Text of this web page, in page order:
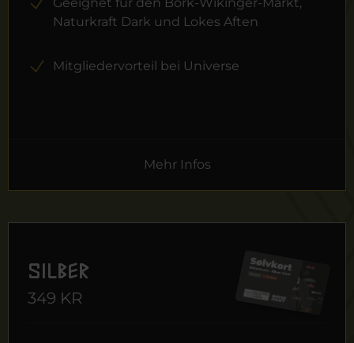
Naturkraft Dark und Lokes Aften
Mitgliedervorteil bei Universe
Mehr Infos
Silber
349 KR